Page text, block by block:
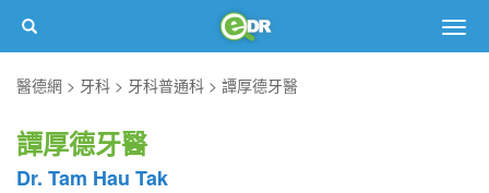
醫德網
牙科 牙科普通科 譚厚德牙醫
譚厚德牙醫
Dr. Tam Hau Tak